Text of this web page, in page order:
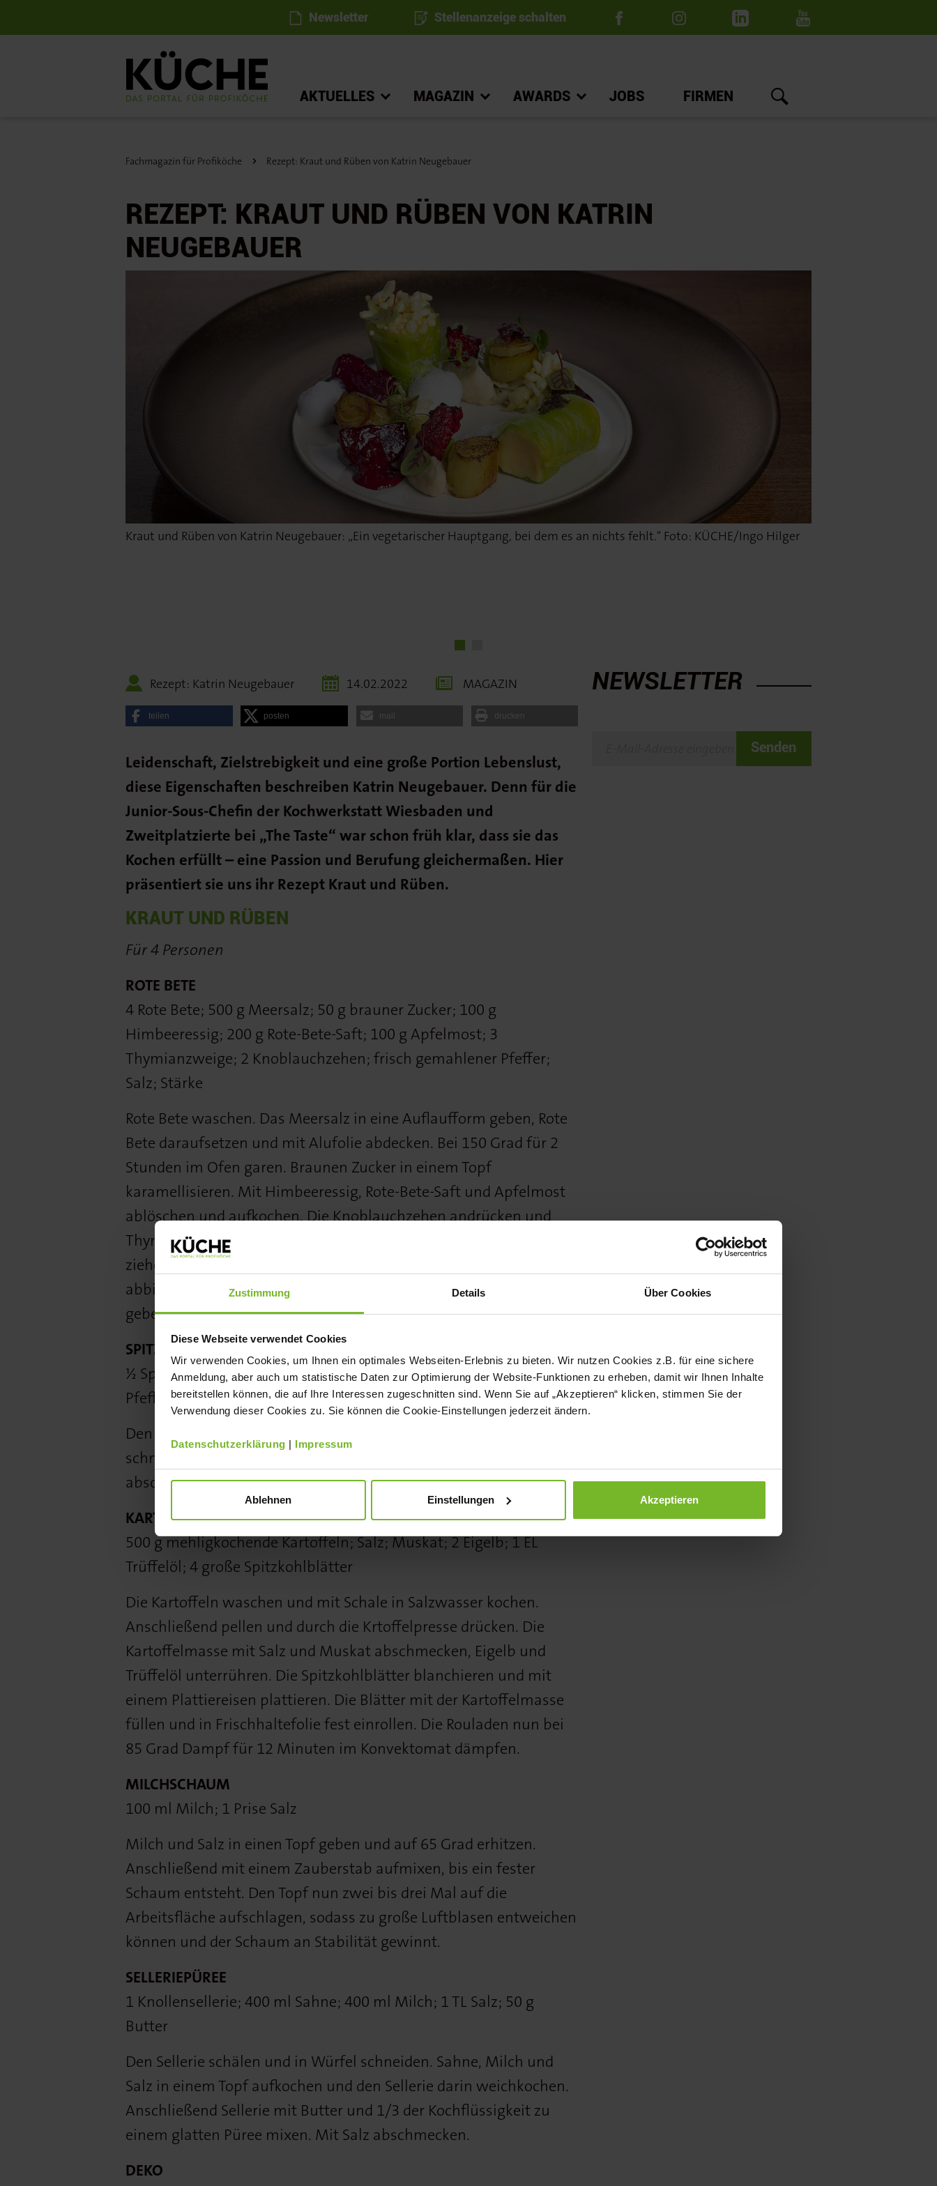
Zustimmung Details Über Cookies
Diese Webseite verwendet Cookies
Wir verwenden Cookies, um Ihnen ein optimales Webseiten-Erlebnis zu bieten. Wir nutzen Cookies z.B. für eine sichere
Anmeldung, aber auch um statistische Daten zur Optimierung der Website-Funktionen zu erheben, damit wir Ihnen Inhalte
bereitstellen können, die auf Ihre Interessen zugeschnitten sind. Wenn Sie auf „Akzeptieren“ klicken, stimmen Sie der
Verwendung dieser Cookies zu. Sie können die Cookie-Einstellungen jederzeit ändern.
Datenschutzerklärung | Impressum
Ablehnen Einstellungen Akzeptieren
Newsletter Stellenanzeige schalten
AKTUELLES MAGAZIN AWARDS JOBS FIRMEN
Fachmagazin für Profiköche Rezept: Kraut und Rüben von Katrin Neugebauer
REZEPT: KRAUT UND RÜBEN VON KATRIN
NEUGEBAUER
Kraut und Rüben von Katrin Neugebauer: „Ein vegetarischer Hauptgang, bei dem es an nichts fehlt." Foto: KÜCHE/Ingo Hilger
In Action: Katrin Neugebauer beim Anrichten in der Kochwerkstatt Wiesbaden am Standort Idstein. Foto: KÜCHE/Ingo Hilger
Rezept: Katrin Neugebauer 14.02.2022 MAGAZIN
teilen posten mail drucken
Leidenschaft, Zielstrebigkeit und eine große Portion Lebenslust,
diese Eigenschaften beschreiben Katrin Neugebauer. Denn für die
Junior-Sous-Chefin der Kochwerkstatt Wiesbaden und
Zweitplatzierte bei „The Taste“ war schon früh klar, dass sie das
Kochen erfüllt – eine Passion und Berufung gleichermaßen. Hier
präsentiert sie uns ihr Rezept Kraut und Rüben.
KRAUT UND RÜBEN
Für 4 Personen
ROTE BETE
4 Rote Bete; 500 g Meersalz; 50 g brauner Zucker; 100 g
Himbeeressig; 200 g Rote-Bete-Saft; 100 g Apfelmost; 3
Thymianzweige; 2 Knoblauchzehen; frisch gemahlener Pfeffer;
Salz; Stärke
Rote Bete waschen. Das Meersalz in eine Auflaufform geben, Rote
Bete daraufsetzen und mit Alufolie abdecken. Bei 150 Grad für 2
Stunden im Ofen garen. Braunen Zucker in einem Topf
karamellisieren. Mit Himbeeressig, Rote-Bete-Saft und Apfelmost
ablöschen und aufkochen. Die Knoblauchzehen andrücken und
Thymianzweige im Ganzen hinzufügen. Sud etwa 30 Minuten
ziehen lassen. Anschließend abschmecken und mit etwas Stärke
abbinden. Rote Bete schälen, in Spalten schneiden und in den Sud
geben.
SPITZKOHLSALAT
½ Spitzkohl; Weinessig nach Geschmack; Salz; frisch gemahlener
Pfeffer; brauner Zucker nach Geschmack; Sonnenblumenöl
Den Spitzkohl waschen, vom Strunk befreien und in feine Streifen
schneiden. Mit den restlichen Zutaten marinieren und
abschmecken.
KARTOFFEL-SPITZKOHL-ROULADE
500 g mehligkochende Kartoffeln; Salz; Muskat; 2 Eigelb; 1 EL
Trüffelöl; 4 große Spitzkohlblätter
Die Kartoffeln waschen und mit Schale in Salzwasser kochen.
Anschließend pellen und durch die Krtoffelpresse drücken. Die
Kartoffelmasse mit Salz und Muskat abschmecken, Eigelb und
Trüffelöl unterrühren. Die Spitzkohlblätter blanchieren und mit
einem Plattiereisen plattieren. Die Blätter mit der Kartoffelmasse
füllen und in Frischhaltefolie fest einrollen. Die Rouladen nun bei
85 Grad Dampf für 12 Minuten im Konvektomat dämpfen.
MILCHSCHAUM
100 ml Milch; 1 Prise Salz
Milch und Salz in einen Topf geben und auf 65 Grad erhitzen.
Anschließend mit einem Zauberstab aufmixen, bis ein fester
Schaum entsteht. Den Topf nun zwei bis drei Mal auf die
Arbeitsfläche aufschlagen, sodass zu große Luftblasen entweichen
können und der Schaum an Stabilität gewinnt.
SELLERIEPÜREE
1 Knollensellerie; 400 ml Sahne; 400 ml Milch; 1 TL Salz; 50 g
Butter
Den Sellerie schälen und in Würfel schneiden. Sahne, Milch und
Salz in einem Topf aufkochen und den Sellerie darin weichkochen.
Anschließend Sellerie mit Butter und 1/3 der Kochflüssigkeit zu
einem glatten Püree mixen. Mit Salz abschmecken.
DEKO
NEWSLETTER
Senden